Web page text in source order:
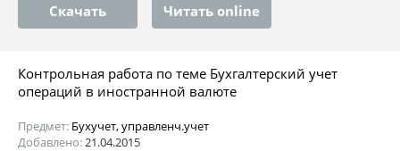
Скачать Читать online
Контрольная работа по теме Бухгалтерский учет
операций в иностранной валюте
Предмет: Бухучет, управленч.учет
Добавлено:21.04.2015